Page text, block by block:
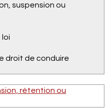
suspension ou
loi
droit de conduire